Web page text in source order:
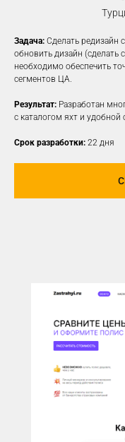
Задача: Сделать редизайн
обновить дизайн (сделать
необходимо обеспечить
сегментов ЦА.
Результат: Разработан
с каталогом яхт и
Срок разработки: 22 дня
Создаем рекламные
на различных
новой
У ВАС
НО РЕКЛАМА
ЖЕЛАЕМОГО